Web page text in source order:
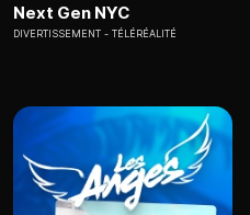
Next Gen NYC
DIVERTISSEMENT TÉLÉRÉALITÉ